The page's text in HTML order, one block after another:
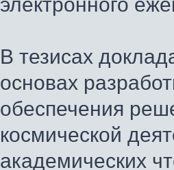
В тезисах
основах
обеспечения
космической
академических